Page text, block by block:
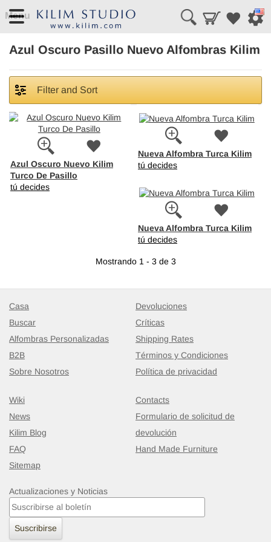
Menu
Azul Oscuro Pasillo Nuevo Alfombras Kilim
Filter and Sort
Azul Oscuro Nuevo Kilim
Turco De Pasillo
tú decides
Nueva Alfombra Turca Kilim
tú decides
Nueva Alfombra Turca Kilim
tú decides
Mostrando 1 - 3 de 3
Casa
Buscar
Alfombras Personalizadas
B2B
Sobre Nosotros
Devoluciones
Críticas
Shipping Rates
Términos y Condiciones
Política de privacidad
Wiki
News
Kilim Blog
FAQ
Sitemap
Contacts
Formulario de solicitud de
devolución
Hand Made Furniture
Actualizaciones y Noticias
Suscribirse